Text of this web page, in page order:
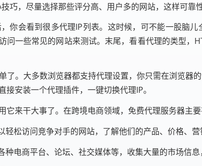
巧，尽量选择那些评分高、用户多的网站，这样可靠性
你会看到很多代理IP列表。这时候，可不能一股脑
一些常见的网站来测试。末尾，看看代理的类型，
。大多数浏览器都支持代理设置，你只需在浏览器
安装一个代理插件，一键切换代理IP。
来干大事了。在跨境电商领域，免费代理服务器主要
松访问竞争对手的网站，了解他们的产品、价格、
电商平台、论坛、社交媒体等，收集大量的市场信息